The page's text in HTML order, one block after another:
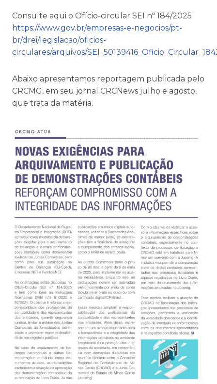
Consulte aqui o Ofício-circular SEI nº 184/2025
https://www.gov.br/empresas-e-negocios/pt-
br/drei/legislacao/oficios-
circulares/arquivos/
Abaixo apresentamos reportagem publicada pelo
CRCMG, em seu jornal CRCNews julho e agosto,
que trata da matéria.